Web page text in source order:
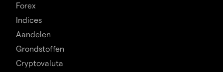
Forex
Indices
Aandelen
Grondstoffen
Cryptovaluta